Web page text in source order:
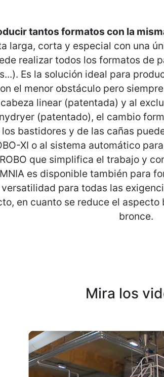
tantos formatos con la
larga, corta y especial con una
realizar todos los formatos de
Es la solución ideal para
el menor obstáculo pero
linear (patentada) y al
(patentado), el cambio
bastidores y de las cañas
XI o al sistema automático
que simplifica el trabajo y
es disponible también para
para todas las
en cuanto se reduce el
bronce.
Mira los